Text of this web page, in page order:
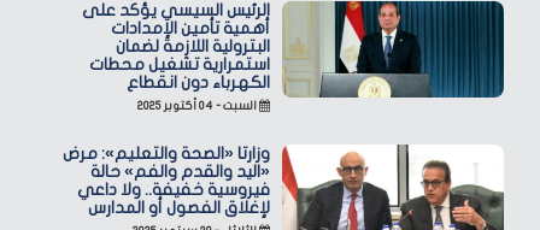
الرئيس السيسي يؤكد على
أهمية تأمين الإمدادات
البترولية اللازمة لضمان
استمرارية تشغيل محطات
الكهرباء دون انقطاع
السبت - ٠٤ أكتوبر ٢٠٢٥
وزارتا «الصحة والتعليم»: مرض
«اليد والقدم والفم» حالة
فيروسية خفيفة.. ولا داعي
لإغلاق الفصول أو المدارس